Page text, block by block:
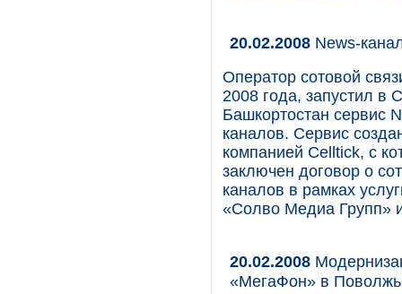
20.02.2008 News-
Оператор сотовой
2008 года, запустил в
Башкортостан сервис
каналов. Сервис
компанией Celltick, с
заключен договор о
каналов в рамках
«Солво Медиа Групп»
20.02.2008
«МегаФон» в